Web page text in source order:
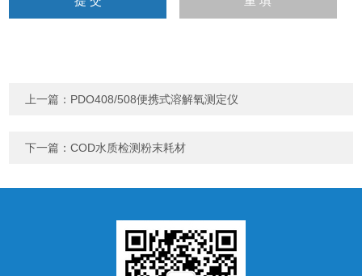
上一篇： PDO408/508便携式溶解氧测定仪
下一篇：COD水质检测粉末耗材